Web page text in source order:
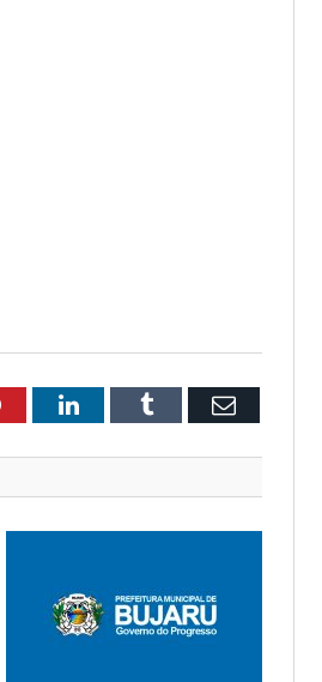
PinterestLinkedInTumblr Email